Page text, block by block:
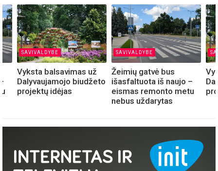
SAVIVALDYBE
Vyksta balsavimas už
Dalyvaujamojo biudžeto
projektų idėjas
SAVIVALDYBE
Žeimių gatvė bus
išasfaltuota iš naujo –
eismas remonto metu
nebus uždarytas